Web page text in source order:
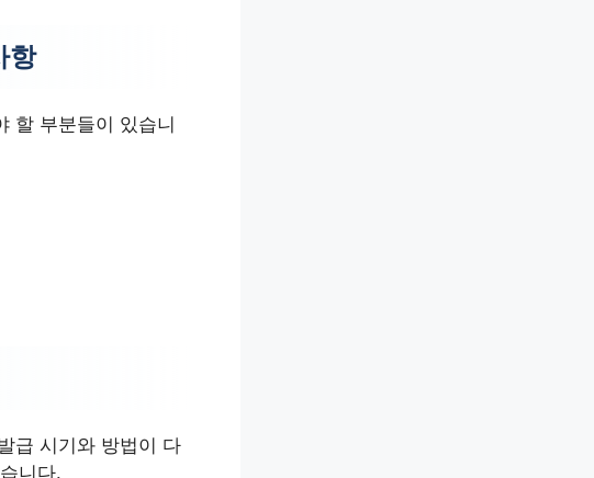
항
할 부분들이 있습니
급 시기와 방법이 다
니다.